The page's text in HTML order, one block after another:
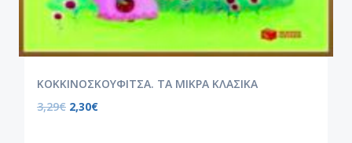
ΚΟΚΚΙΝΟΣΚΟΥΦΙΤΣΑ. ΤΑ ΜΙΚΡΑ ΚΛΑΣΙΚΑ
3,29€ 2,30€